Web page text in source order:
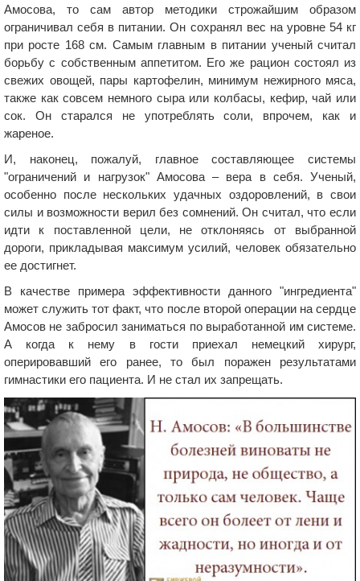
Амосова, то сам автор методики строжайшим образом
ограничивал себя в питании. Он сохранял вес на уровне 54 кг
при росте 168 см. Самым главным в питании ученый считал
борьбу с собственным аппетитом. Его же рацион состоял из
свежих овощей, пары картофелин, минимум нежирного мяса,
также как совсем немного сыра или колбасы, кефир, чай или
сок. Он старался не употреблять соли, впрочем, как и
жареное.
И, наконец, пожалуй, главное составляющее системы
"ограничений и нагрузок" Амосова – вера в себя. Ученый,
особенно после нескольких удачных оздоровлений, в свои
силы и возможности верил без сомнений. Он считал, что если
идти к поставленной цели, не отклоняясь от выбранной
дороги, прикладывая максимум усилий, человек обязательно
ее достигнет.
В качестве примера эффективности данного "ингредиента"
может служить тот факт, что после второй операции на сердце
Амосов не забросил заниматься по выработанной им системе.
А когда к нему в гости приехал немецкий хирург,
оперировавший его ранее, то был поражен результатами
гимнастики его пациента. И не стал их запрещать.